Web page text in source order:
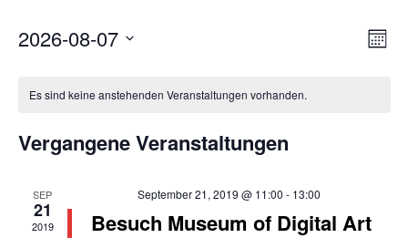
2026-08-07
Es sind keine anstehenden Veranstaltungen vorhanden.
Vergangene Veranstaltungen
SEP
21
2019
September 21, 2019 @ 11:00 - 13:00
Besuch Museum of Digital Art